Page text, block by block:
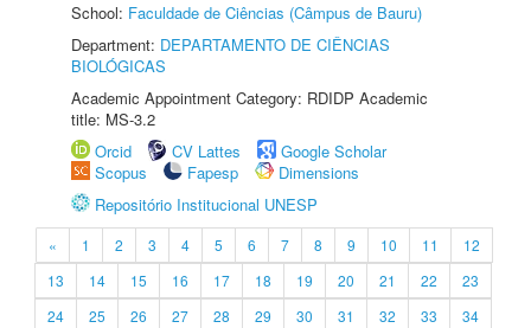
School: Faculdade de Ciências (Câmpus de Bauru)
Department: DEPARTAMENTO DE CIÊNCIAS
BIOLÓGICAS
Academic Appointment Category: RDIDP Academic
title: MS-3.2
Orcid
CV Lattes
Google Scholar
Scopus
Fapesp
Dimensions
Repositório Institucional UNESP
« 1 2 3 4 5 6 7 8 9 10 11
12
13
14 15 16 17 18 19 20 21 22
23
24
25 26 27 28 29 30 31 32 33
34